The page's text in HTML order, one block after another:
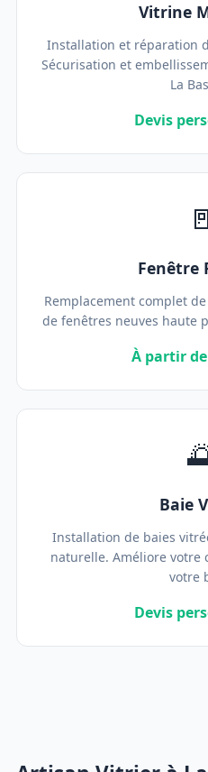
Vitrine
Installation et réparation
Sécurisation et
La
Devis
🚪
Fenêtre
Remplacement complet
de fenêtres neuves haute
À partir de
Baie
Installation de baies
naturelle. Améliore votre
votre
Devis